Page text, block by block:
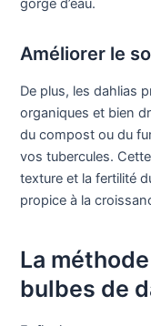
gorgé d’eau.
Améliorer le
De plus, les dahlias
organiques et bien
du compost ou du
vos tubercules.
texture et la fertilité
propice à la
La
bulbes de